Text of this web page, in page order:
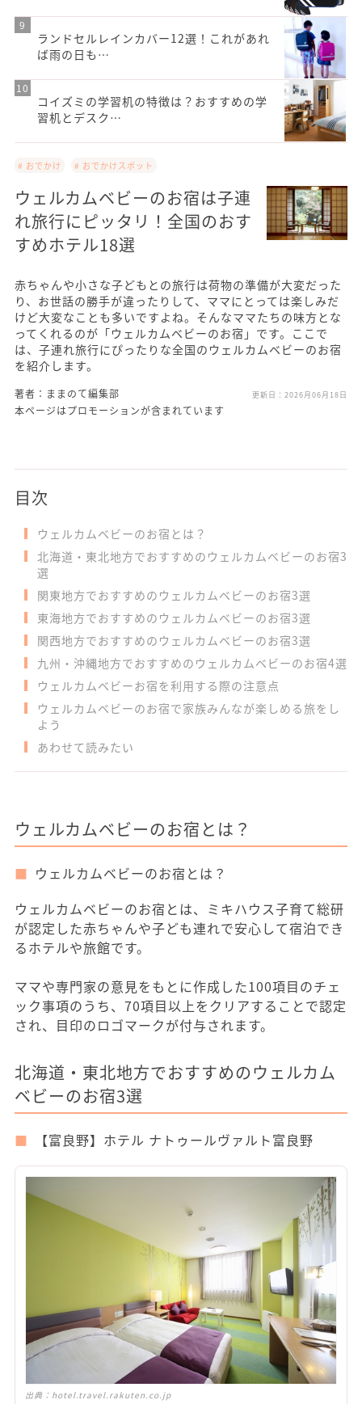
ランドセルレインカバー12選！これがあれ
ば雨の日も…
コイズミの学習机の特徴は？おすすめの学
習机とデスク…
# おでかけ # おでかけスポット
ウェルカムベビーのお宿は子連
れ旅行にピッタリ！全国のおす
すめホテル18選
赤ちゃんや小さな子どもとの旅行は荷物の準備が大変だった
り、お世話の勝手が違ったりして、ママにとっては楽しみだ
けど大変なことも多いですよね。そんなママたちの味方とな
ってくれるのが「ウェルカムベビーのお宿」です。ここで
は、子連れ旅行にぴったりな全国のウェルカムベビーのお宿
を紹介します。
著者：ままのて編集部 更新日： 2026月06月18日
本ページはプロモーションが含まれています
目次
ウェルカムベビーのお宿とは？
北海道・東北地方でおすすめのウェルカムベビーのお宿3
選
関東地方でおすすめのウェルカムベビーのお宿3選
東海地方でおすすめのウェルカムベビーのお宿3選
関西地方でおすすめのウェルカムベビーのお宿3選
九州・沖縄地方でおすすめのウェルカムベビーのお宿4選
ウェルカムベビーお宿を利用する際の注意点
ウェルカムベビーのお宿で家族みんなが楽しめる旅をし
よう
あわせて読みたい
ウェルカムベビーのお宿とは？
ウェルカムベビーのお宿とは？
ウェルカムベビーのお宿とは、ミキハウス子育て総研
が認定した赤ちゃんや子ども連れで安心して宿泊でき
るホテルや旅館です。
ママや専門家の意見をもとに作成した100項目のチェ
ック事項のうち、70項目以上をクリアすることで認定
され、目印のロゴマークが付与されます。
北海道・東北地方でおすすめのウェルカム
ベビーのお宿3選
【富良野】ホテル ナトゥールヴァルト富良野
出典： hotel.travel.rakuten.co.jp